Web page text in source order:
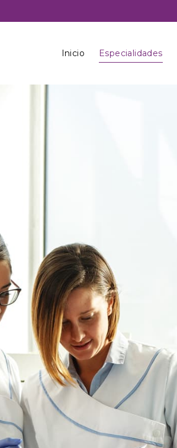
Inicio Especialidades